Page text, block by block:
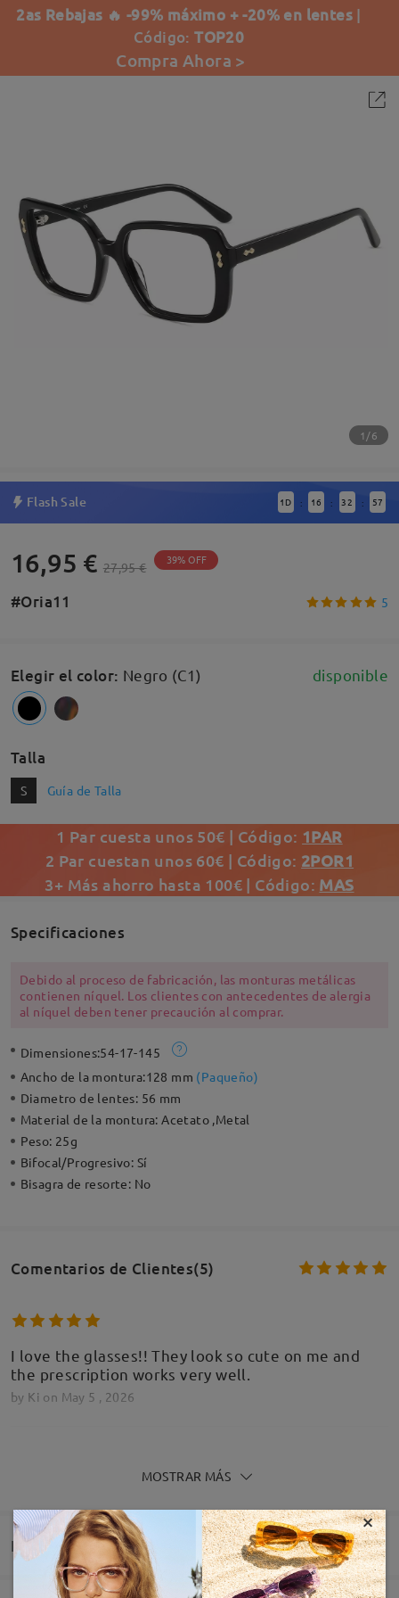
2as Rebajas 🔥 -99% máximo + -20% en lentes |
Código:TOP20
Compra Ahora >
1/6
Flash Sale 1 D : 16 : 32 : 56
16,95 € 27,95 € 39% OFF
#Oria11 5
Elegir el color: Negro (C1) disponible
Talla
S Guía de Talla
1 Par cuesta unos 50€ | Código: 1PAR
2 Par cuestan unos 60€ | Código: 2POR1
3+ Más ahorro hasta 100€ | Código: MAS
Specificaciones
Debido al proceso de fabricación, las monturas metálicas
contienen níquel. Los clientes con antecedentes de alergia
al níquel deben tener precaución al comprar.
Dimensiones:54-17-145
Ancho de la montura:128 mm (Paqueño)
Diametro de lentes: 56 mm
Material de la montura:Acetato ,Metal
Peso: 25g
Bifocal/Progresivo: Sí
Bisagra de resorte: No
Comentarios de Clientes(5)
I love the glasses!! They look so cute on me and
the prescription works very well.
by Ki on May 5 , 2026
tendenza, color borgogna lucido fantastico.
Contentissima!
byANNAMARIA onApr 13 , 2026
MOSTRAR MÁS
Entrega
×